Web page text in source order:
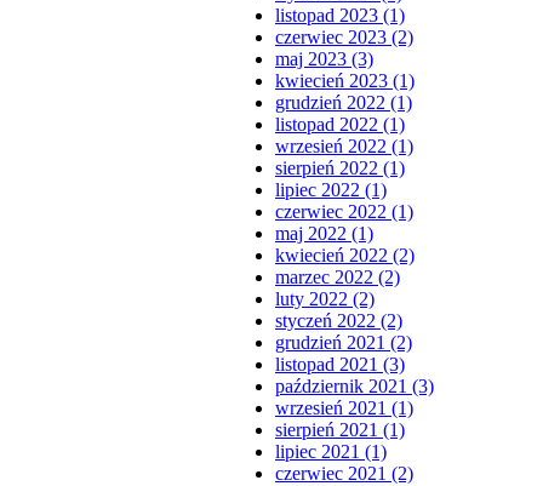
listopad 2023 (1)
czerwiec 2023 (2)
maj 2023 (3)
kwiecień 2023 (1)
grudzień 2022 (1)
listopad 2022 (1)
wrzesień 2022 (1)
sierpień 2022 (1)
lipiec 2022 (1)
czerwiec 2022 (1)
maj 2022 (1)
kwiecień 2022 (2)
marzec 2022 (2)
luty 2022 (2)
styczeń 2022 (2)
grudzień 2021 (2)
listopad 2021 (3)
październik 2021 (3)
wrzesień 2021 (1)
sierpień 2021 (1)
lipiec 2021 (1)
czerwiec 2021 (2)